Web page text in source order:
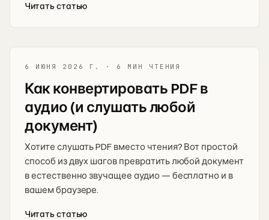
Читать статью
6 ИЮНЯ 2026 Г. · 6 МИН ЧТЕНИЯ
Как конвертировать PDF в
аудио (и слушать любой
документ)
Хотите слушать PDF вместо чтения? Вот простой
способ из двух шагов превратить любой документ
в естественно звучащее аудио — бесплатно и в
вашем браузере.
Читать статью